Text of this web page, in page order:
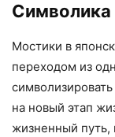
Символика
Мостики в
переходом из
на новый этап
жизненный